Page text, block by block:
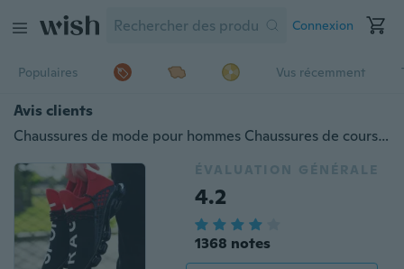
Connexion
Populaires Vus récemment
Avis clients
Chaussures de mode pour hommes Chaussures de course pour hommes Chaussures d'été en plein air pour femmes Chaussures de sport pour couples pour hommes Baskets (Taille36-44,3 Couleur)
ÉVALUATION GÉNÉRALE
4.2
1368 notes